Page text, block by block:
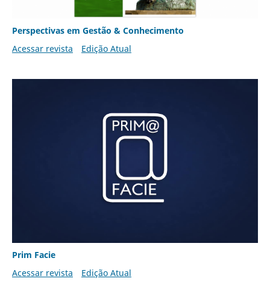
Perspectivas em Gestão & Conhecimento
Acessar revista
Edição Atual
Prim Facie
Acessar revista
Edição Atual